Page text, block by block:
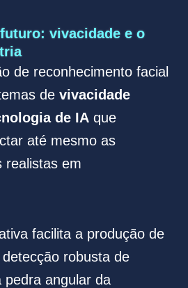
vivacidade e o
de reconhecimento facial
de vivacidade
de IAque
até mesmo as
realistas em
facilita a produção de
robusta de
pedra angular da